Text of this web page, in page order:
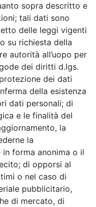
sopra descritto e
tali dati sono
delle leggi vigenti
su richiesta della
autorità all’uopo per
dei diritti d.lgs.
dei dati
della esistenza
dati personali; di
e le finalità del
la
la
forma anonima o il
di opporsi al
o nel caso di
pubblicitario,
di mercato, di